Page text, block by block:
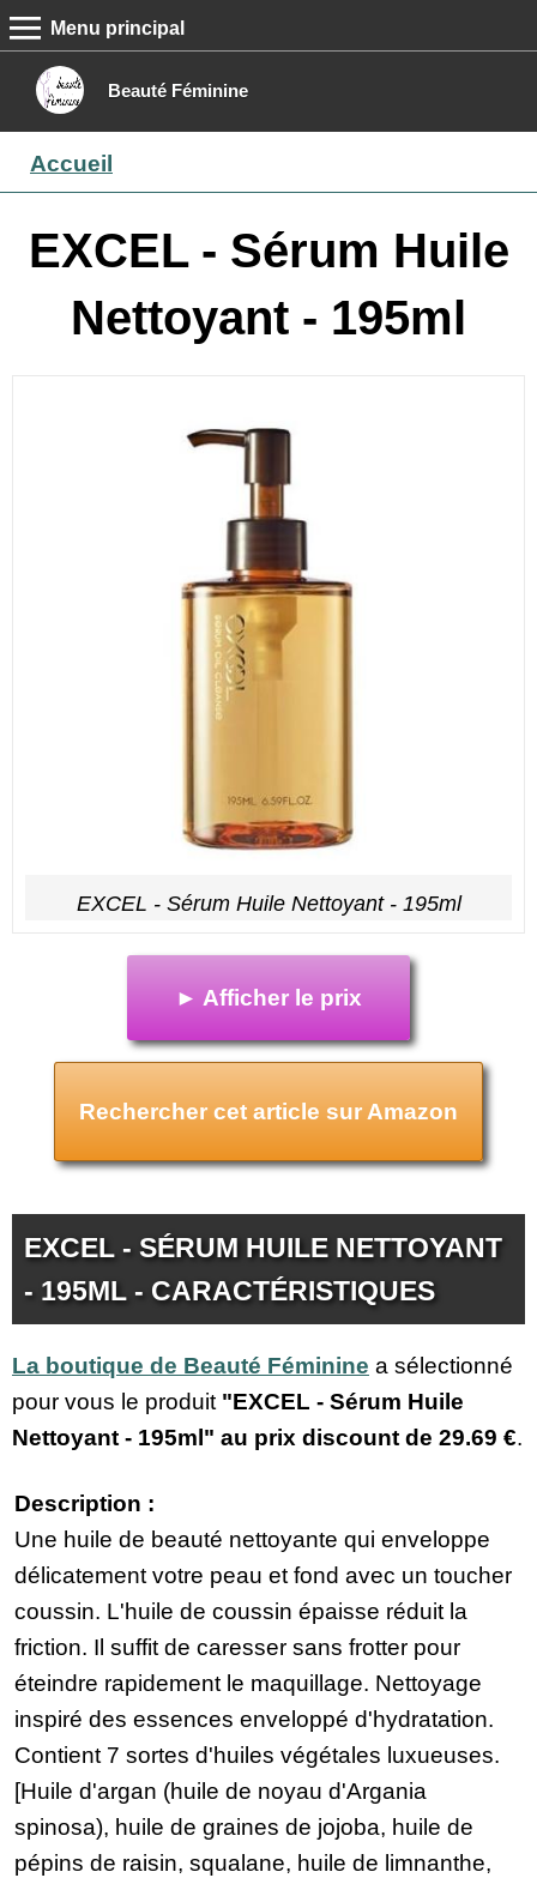
Beauté Féminine
MENU PRINCIPAL
Menu principal
Boutique
Contact
Accueil
EXCEL - Sérum Huile
Nettoyant - 195ml
EXCEL - Sérum Huile Nettoyant - 195ml
► Afficher le prix
Rechercher cet article sur Amazon
EXCEL - SÉRUM HUILE NETTOYANT
- 195ML - CARACTÉRISTIQUES
La boutique de Beauté Féminine a sélectionné
pour vous le produit "EXCEL - Sérum Huile
Nettoyant - 195ml" au prix discount de 29.69 €.
Description :
Une huile de beauté nettoyante qui enveloppe
délicatement votre peau et fond avec un toucher
coussin. L'huile de coussin épaisse réduit la
friction. Il suffit de caresser sans frotter pour
éteindre rapidement le maquillage. Nettoyage
inspiré des essences enveloppé d'hydratation.
Contient 7 sortes d'huiles végétales luxueuses.
[Huile d'argan (huile de noyau d'Argania
spinosa), huile de graines de jojoba, huile de
pépins de raisin, squalane, huile de limnanthe,